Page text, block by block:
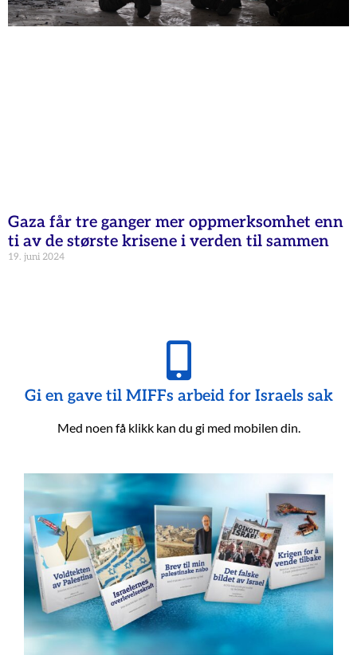
Gaza får tre ganger mer oppmerksomhet enn
ti av de største krisene i verden til sammen
19. juni 2024
Gi en gave til MIFFs arbeid for Israels sak
Med noen få klikk kan du gi med mobilen din.